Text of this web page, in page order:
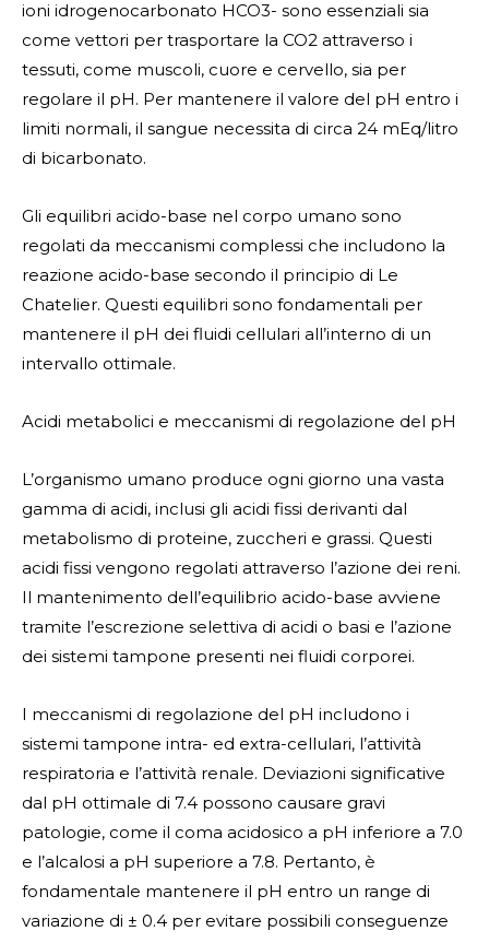
ioni idrogenocarbonato HCO3- sono essenziali sia
come vettori per trasportare la CO2 attraverso i
tessuti, come muscoli, cuore e cervello, sia per
regolare il pH. Per mantenere il valore del pH entro i
limiti normali, il sangue necessita di circa 24 mEq/litro
di bicarbonato.
Gli equilibri acido-base nel corpo umano sono
regolati da meccanismi complessi che includono la
reazione acido-base secondo il principio di Le
Chatelier. Questi equilibri sono fondamentali per
mantenere il pH dei fluidi cellulari all’interno di un
intervallo ottimale.
Acidi metabolici e meccanismi di regolazione del pH
L’organismo umano produce ogni giorno una vasta
gamma di acidi, inclusi gli acidi fissi derivanti dal
metabolismo di proteine, zuccheri e grassi. Questi
acidi fissi vengono regolati attraverso l’azione dei reni.
Il mantenimento dell’equilibrio acido-base avviene
tramite l’escrezione selettiva di acidi o basi e l’azione
dei sistemi tampone presenti nei fluidi corporei.
I meccanismi di regolazione del pH includono i
sistemi tampone intra- ed extra-cellulari, l’attività
respiratoria e l’attività renale. Deviazioni significative
dal pH ottimale di 7.4 possono causare gravi
patologie, come il coma acidosico a pH inferiore a 7.0
e l’alcalosi a pH superiore a 7.8. Pertanto, è
fondamentale mantenere il pH entro un range di
variazione di ± 0.4 per evitare possibili conseguenze